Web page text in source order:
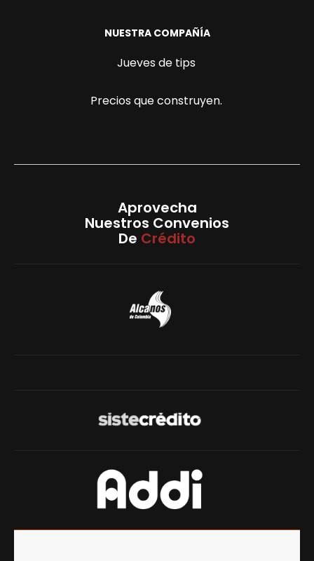
NUESTRA COMPAÑÍA
Jueves de tips
Precios que construyen.
Aprovecha
Nuestros Convenios
De Crédito